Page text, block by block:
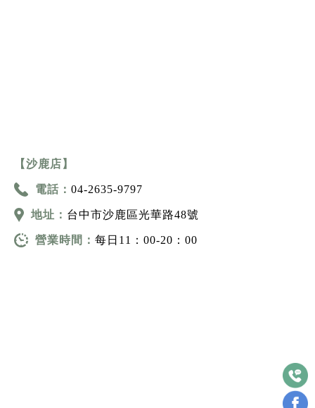
【沙鹿店】
電話： 04-2635-9797
地址： 台中市沙鹿區光華路48號
營業時間： 每日11：00-20：00